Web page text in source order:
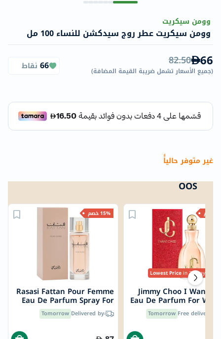
وومن سيكريت
وومن سيكريت عطر روج سيدكشن للنساء 100 مل
66
82.50
(جميع الأسعار تشمل ضريبة القيمة المضافة)
66 نقاط
غير متوفر حالياًً
OOS
15% خصم
Rasasi Fattan Pour Femme
Eau De Parfum Spray For
Women 50ml
Delivered by
Tomorrow
Lowest Pricein 30 Days
Jimmy Choo I Want
Eau De Parfum For
Free delivery by
Tomorrow